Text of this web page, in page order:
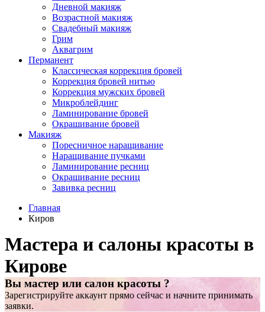
Дневной макияж
Возрастной макияж
Свадебный макияж
Грим
Аквагрим
Перманент
Классическая коррекция бровей
Коррекция бровей нитью
Коррекция мужских бровей
Микроблейдинг
Ламинирование бровей
Окрашивание бровей
Макияж
Поресничное наращивание
Наращивание пучками
Ламинирование ресниц
Окрашивание ресниц
Завивка ресниц
Главная
Киров
Мастера и салоны красоты в
Кирове
Вы мастер или салон красоты ?
Зарегистрируйте аккаунт прямо сейчас и начните принимать
заявки.